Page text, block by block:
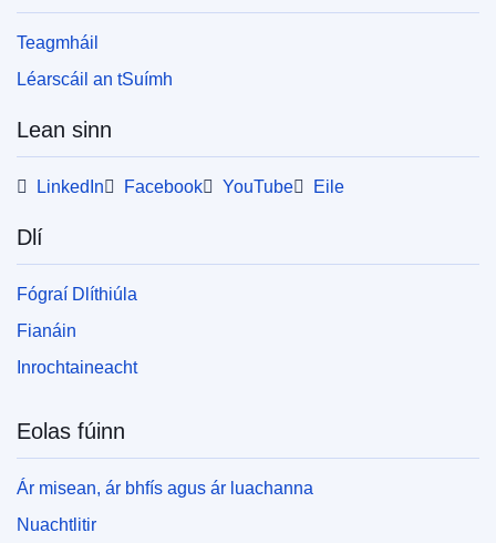
Teagmháil
Léarscáil an tSuímh
Lean sinn
LinkedIn Facebook YouTube Eile
Dlí
Fógraí Dlíthiúla
Fianáin
Inrochtaineacht
Eolas fúinn
Ár misean, ár bhfís agus ár luachanna
Nuachtlitir